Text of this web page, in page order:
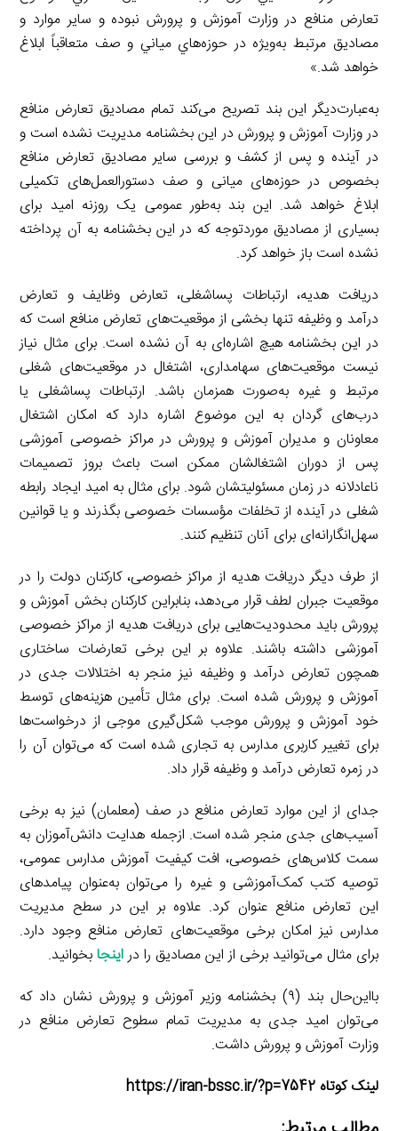
تعارض منافع در وزارت آموزش و پرورش نبوده و ساير موارد و
مصاديق مرتبط به‌ویژه در حوزه‌هاي مياني و صف متعاقباً ابلاغ
خواهد شد.»
به‌عبارت‌دیگر این بند تصریح می‌کند تمام مصادیق تعارض منافع
در وزارت آموزش و پرورش در این بخشنامه مدیریت نشده است و
در آینده و پس از کشف و بررسی سایر مصادیق تعارض منافع
بخصوص در حوزه‌های میانی و صف دستورالعمل‌های تکمیلی
ابلاغ خواهد شد. این بند به‌طور عمومی یک روزنه امید برای
بسیاری از مصادیق موردتوجه که در این بخشنامه به آن پرداخته
نشده است باز خواهد کرد.
دریافت هدیه، ارتباطات پساشغلی، تعارض وظایف و تعارض
درآمد و وظیفه تنها بخشی از موقعیت‌های تعارض منافع است که
در این بخشنامه هیچ اشاره‌ای به آن نشده است. برای مثال نیاز
نیست موقعیت‌های سهامداری، اشتغال در موقعیت‌های شغلی
مرتبط و غیره به‌صورت همزمان باشد. ارتباطات پساشغلی یا
درب‌های گردان به این موضوع اشاره دارد که امکان اشتغال
معاونان و مدیران آموزش و پرورش در مراکز خصوصی آموزشی
پس از دوران اشتغالشان ممکن است باعث بروز تصمیمات
ناعادلانه در زمان مسئولیتشان شود. برای مثال به امید ایجاد رابطه
شغلی در آینده از تخلفات مؤسسات خصوصی بگذرند و یا قوانین
سهل‌انگارانه‌ای برای آنان تنظیم کنند.
از طرف دیگر دریافت هدیه از مراکز خصوصی، کارکنان دولت را در
موقعیت جبران لطف قرار می‌دهد، بنابراین کارکنان بخش آموزش و
پرورش باید محدودیت‌هایی برای دریافت هدیه از مراکز خصوصی
آموزشی داشته باشند. علاوه بر این برخی تعارضات ساختاری
همچون تعارض درآمد و وظیفه نیز منجر به اختلالات جدی در
آموزش و پرورش شده است. برای مثال تأمین هزینه‌های توسط
خود آموزش و پرورش موجب شکل‌گیری موجی از درخواست‌ها
برای تغییر کاربری مدارس به تجاری شده است که می‌توان آن را
در زمره تعارض درآمد و وظیفه قرار داد.
جدای از این موارد تعارض منافع در صف (معلمان) نیز به برخی
آسیب‌های جدی منجر شده است. ازجمله هدایت دانش‌آموزان به
سمت کلاس‌های خصوصی، افت کیفیت آموزش مدارس عمومی،
توصیه کتب کمک‌آموزشی و غیره را می‌توان به‌عنوان پیامدهای
این تعارض منافع عنوان کرد. علاوه بر این در سطح مدیریت
مدارس نیز امکان برخی موقعیت‌های تعارض منافع وجود دارد.
برای مثال می‌توانید برخی از این مصادیق را دراینجابخوانید.
بااین‌حال بند (۹) بخشنامه وزیر آموزش و پرورش نشان داد که
می‌توان امید جدی به مدیریت تمام سطوح تعارض منافع در
وزارت آموزش و پرورش داشت.
لینک کوتاه https://iran-bssc.ir/?p=7542